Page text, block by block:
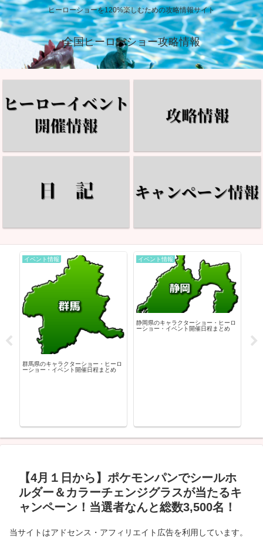
ヒーローショーを120%楽しむための攻略情報サイト
全国ヒーローショー攻略情報
イベント情報
群馬県のキャラクターショー・ヒーロ
ーショー・イベント開催日程まとめ
イベント情報
静岡県のキャラクターショー・ヒーロ
ーショー・イベント開催日程まとめ
【4月１日から】ポケモンパンでシールホ
ルダー＆カラーチェンジグラスが当たるキ
ャンペーン！当選者なんと総数3,500名！
当サイトはアドセンス・アフィリエイト広告を利用しています。